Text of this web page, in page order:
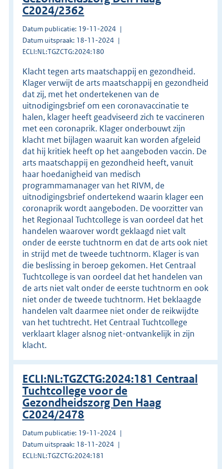
C2024/2362
Datum publicatie: 19-11-2024
Datum uitspraak: 18-11-2024
ECLI:NL:TGZCTG:2024:180
Klacht tegen arts maatschappij en gezondheid.
Klager verwijt de arts maatschappij en gezondheid
dat zij, met het ondertekenen van de
uitnodigingsbrief om een coronavaccinatie te
halen, klager heeft geadviseerd zich te vaccineren
met een coronaprik. Klager onderbouwt zijn
klacht met bijlagen waaruit kan worden afgeleid
dat hij kritiek heeft op het aangeboden vaccin. De
arts maatschappij en gezondheid heeft, vanuit
haar hoedanigheid van medisch
programmamanager van het RIVM, de
uitnodigingsbrief ondertekend waarin klager een
coronaprik wordt aangeboden. De voorzitter van
het Regionaal Tuchtcollege is van oordeel dat het
handelen waarover wordt geklaagd niet valt
onder de eerste tuchtnorm en dat de arts ook niet
in strijd met de tweede tuchtnorm. Klager is van
die beslissing in beroep gekomen. Het Centraal
Tuchtcollege is van oordeel dat het handelen van
de arts niet valt onder de eerste tuchtnorm en ook
niet onder de tweede tuchtnorm. Het beklaagde
handelen valt daarmee niet onder de reikwijdte
van het tuchtrecht. Het Centraal Tuchtcollege
verklaart klager alsnog niet-ontvankelijk in zijn
klacht.
ECLI:NL:TGZCTG:2024:181 Centraal
Tuchtcollege voor de
Gezondheidszorg Den Haag
C2024/2478
Datum publicatie: 19-11-2024
Datum uitspraak: 18-11-2024
ECLI:NL:TGZCTG:2024:181